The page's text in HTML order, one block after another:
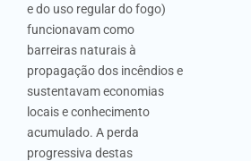
e do uso regular do fogo)
funcionavam como
barreiras naturais à
propagação dos incêndios e
sustentavam economias
locais e conhecimento
acumulado. A perda
progressiva destas